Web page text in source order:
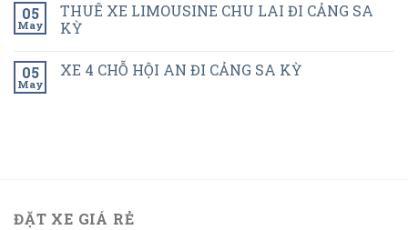
05
May
THUÊ XE LIMOUSINE CHU LAI ĐI CẢNG SA
KỲ
05
May
XE 4 CHỖ HỘI AN ĐI CẢNG SA KỲ
ĐẶT XE GIÁ RẺ